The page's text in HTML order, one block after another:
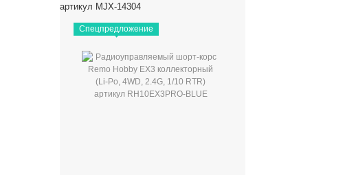
артикул MJX-14304
Спецпредложение